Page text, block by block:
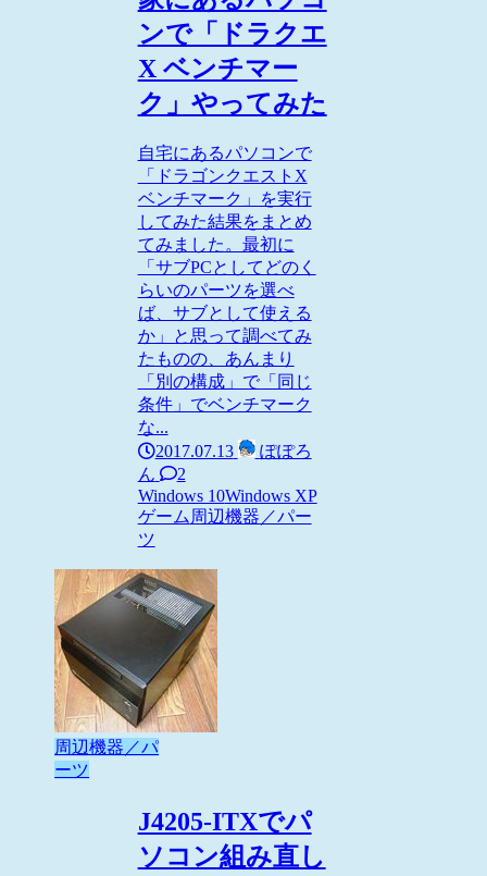
ンで「ドラクエ
X ベンチマー
ク」やってみた
自宅にあるパソコンで
「ドラゴンクエストX
ベンチマーク」を実行
してみた結果をまとめ
てみました。最初に
「サブPCとしてどのく
らいのパーツを選べ
ば、サブとして使える
か」と思って調べてみ
たものの、あんまり
「別の構成」で「同じ
条件」でベンチマーク
な...
2017.07.13
ぽぽろ
ん
2
Windows 10Windows XP
ゲーム 周辺機器／パー
ツ
周辺機器／パ
ーツ
J4205-ITXでパ
ソコン組み直し